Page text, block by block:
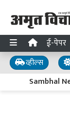
ई-पेपर
व्हील्स
Sambhal